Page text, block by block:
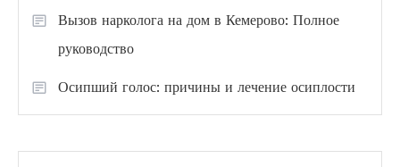
Вызов нарколога на дом в Кемерово: Полное
руководство
Осипший голос: причины и лечение осиплости